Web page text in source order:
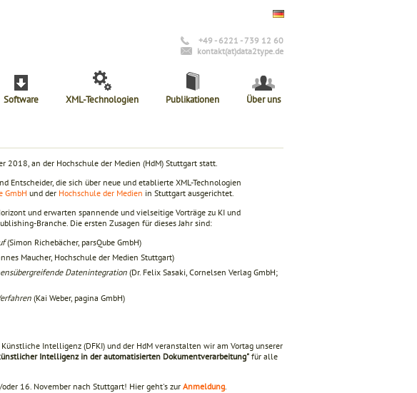
+49 - 6221 - 739 12 60
kontakt(at)data2type.de
Software XML-Technologien Publikationen Über uns
2018, an der Hochschule der Medien (HdM) Stuttgart statt.
Entscheider, die sich über neue und etablierte XML-Technologien
GmbH und der Hochschule der Medien in Stuttgart ausgerichtet.
und erwarten spannende und vielseitige Vorträge zu KI und
Branche. Die ersten Zusagen für dieses Jahr sind:
(Simon Richebächer, parsQube GmbH)
Maucher, Hochschule der Medien Stuttgart)
Datenintegration (Dr. Felix Sasaki, Cornelsen Verlag GmbH;
(Kai Weber, pagina GmbH)
Intelligenz (DFKI) und der HdM veranstalten wir am Vortag unserer
Intelligenz in der automatisierten Dokumentverarbeitung" für alle
16. November nach Stuttgart! Hier geht's zur Anmeldung.